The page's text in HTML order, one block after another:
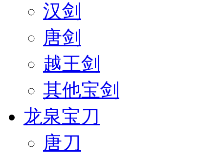
汉剑
唐剑
越王剑
其他宝剑
龙泉宝刀
唐刀